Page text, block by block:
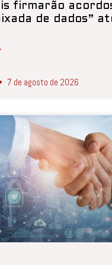
firmarão
de dados”
7 de agosto de 2026